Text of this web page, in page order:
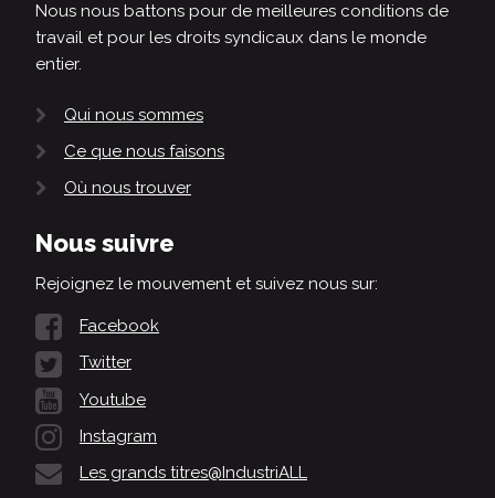
Nous nous battons pour de meilleures conditions de
travail et pour les droits syndicaux dans le monde
entier.
Qui nous sommes
Ce que nous faisons
Où nous trouver
Nous suivre
Rejoignez le mouvement et suivez nous sur:
Facebook
Twitter
Youtube
Instagram
Les grands titres@IndustriALL